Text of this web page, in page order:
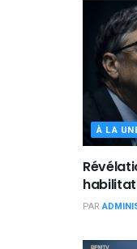
À LA
PAR